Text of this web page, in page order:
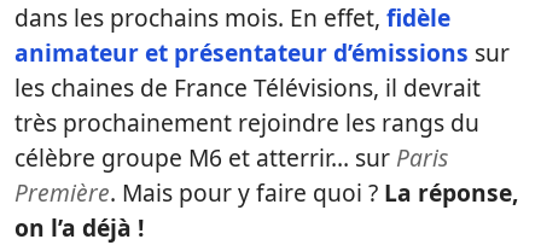
dans les prochains mois. En effet, fidèle
animateur et présentateur d’émissions sur
les chaines de France Télévisions, il devrait
très prochainement rejoindre les rangs du
célèbre groupe M6 et atterrir… sur Paris
Première. Mais pour y faire quoi ? La réponse,
on l’a déjà !